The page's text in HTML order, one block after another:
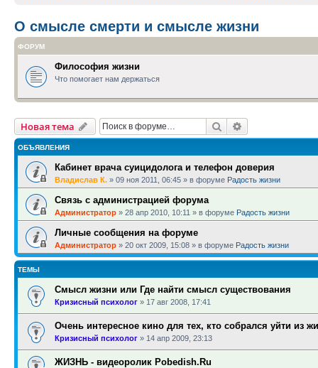
О смысле смерти и смысле жизни
ФОРУМ
Философия жизни
Что помогает нам держаться
Новая тема Поиск
ОБЪЯВЛЕНИЯ
Кабинет врача суицидолога и телефон доверия
Владислав К. » 09 ноя 2011, 06:45 » в форуме Радость жизни
Связь с администрацией форума
Администратор » 28 апр 2010, 10:11 » в форуме Радость жизни
Личные сообщения на форуме
Администратор » 20 окт 2009, 15:08 » в форуме Радость жизни
ТЕМЫ
Смысл жизни или Где найти смысл существования
Кризисный психолог » 17 авг 2008, 17:41
Очень интересное кино для тех, кто собрался уйти из
Кризисный психолог » 14 апр 2009, 23:13
ЖИЗНЬ - видеоролик Pobedish.Ru